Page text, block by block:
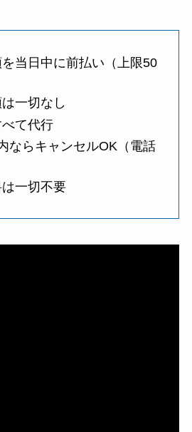
当日中に前払い（上限50
一切なし
て代行
ならキャンセルOK（電話
一切不要